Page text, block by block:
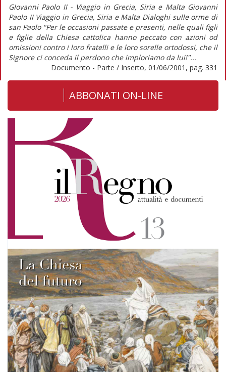
GIovanni Paolo II - Viaggio in Grecia, Siria e Malta Giovanni
Paolo II Viaggio in Grecia, Siria e Malta Dialoghi sulle orme di
san Paolo "Per le occasioni passate e presenti, nelle quali figli
e figlie della Chiesa cattolica hanno peccato con azioni od
omissioni contro i loro fratelli e le loro sorelle ortodossi, che il
Signore ci conceda il perdono che imploriamo da lui!"...
Documento - Parte / Inserto, 01/06/2001, pag. 331
ABBONATI ON-LINE